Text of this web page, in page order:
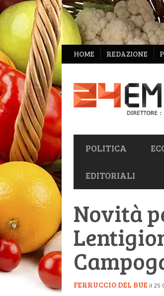
NAVIGAZIONE
SECONDARIA
HOME REDAZIONE
NAVIGAZIONE
PRIMARIA
POLITICA
EDITORIALI
Novità
FERRUCCIO DEL BUE il 25